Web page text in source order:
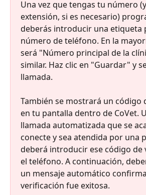
Una vez que tengas tu número
extensión, si es necesario)
deberás introducir una etiqueta
número de teléfono. En la
será "Número principal de la
similar. Haz clic en "Guardar" y
llamada.
También se mostrará un código
en tu pantalla dentro de CoVet.
llamada automatizada que se
conecte y sea atendida por una
deberá introducir ese código de
el teléfono. A continuación,
un mensaje automático
verificación fue exitosa.